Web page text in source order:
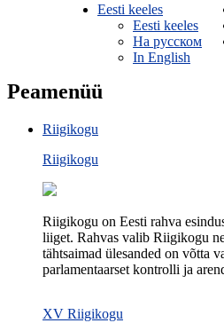
Eesti keeles
Eesti keeles
На русском
In English
Peamenüü
Riigikogu
Riigikogu
Riigikogu on Eesti rahva
liiget. Rahvas valib Riigikogu
tähtsaimad ülesanded on võtta
parlamentaarset kontrolli ja
XV Riigikogu